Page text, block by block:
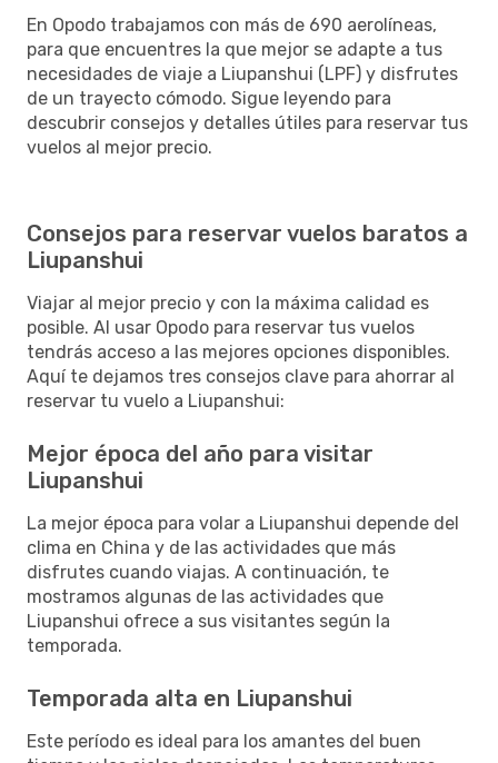
En Opodo trabajamos con más de 690 aerolíneas,
para que encuentres la que mejor se adapte a tus
necesidades de viaje a Liupanshui (LPF) y disfrutes
de un trayecto cómodo. Sigue leyendo para
descubrir consejos y detalles útiles para reservar tus
vuelos al mejor precio.
Consejos para reservar vuelos baratos a
Liupanshui
Viajar al mejor precio y con la máxima calidad es
posible. Al usar Opodo para reservar tus vuelos
tendrás acceso a las mejores opciones disponibles.
Aquí te dejamos tres consejos clave para ahorrar al
reservar tu vuelo a Liupanshui:
Mejor época del año para visitar
Liupanshui
La mejor época para volar a Liupanshui depende del
clima en China y de las actividades que más
disfrutes cuando viajas. A continuación, te
mostramos algunas de las actividades que
Liupanshui ofrece a sus visitantes según la
temporada.
Temporada alta en Liupanshui
Este período es ideal para los amantes del buen